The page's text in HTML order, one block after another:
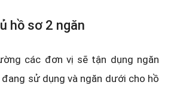
hồ sơ 2 ngăn
các đơn vị sẽ tận dụng ngăn
sử dụng và ngăn dưới cho hồ